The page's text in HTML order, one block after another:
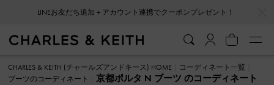
LINEお友だち追加＋アカウント連携でクーポンプレゼント！
CHARLES & KEITH (チャールズアンドキース) HOME
コーディネート一覧
ブーツのコーディネート
京都ポルタ N ブーツ のコーディネート